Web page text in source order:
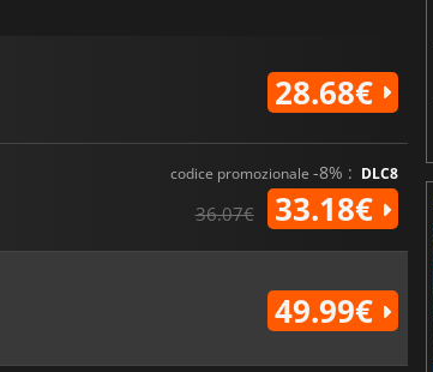
28.68€
codice promozionale -8% : DLC8
36.07€ 33.18€
49.99€